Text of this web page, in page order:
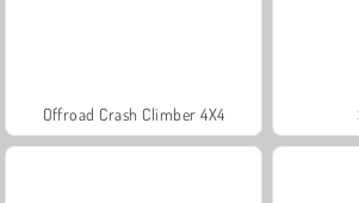
Offroad Crash Climber 4X4